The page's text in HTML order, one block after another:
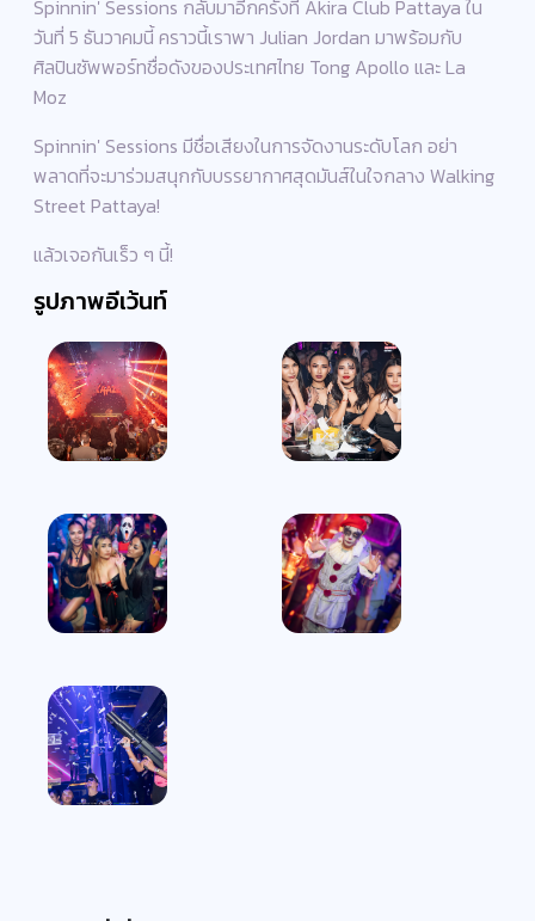
Spinnin' Sessions กลับมาอีกครั้งที่ Akira Club Pattaya ใน
วันที่ 5 ธันวาคมนี้ คราวนี้เราพา Julian Jordan มาพร้อมกับ
ศิลปินซัพพอร์ทชื่อดังของประเทศไทย Tong Apollo และ La
Moz
Spinnin' Sessions มีชื่อเสียงในการจัดงานระดับโลก อย่า
พลาดที่จะมาร่วมสนุกกับบรรยากาศสุดมันส์ในใจกลาง Walking
Street Pattaya!
แล้วเจอกันเร็ว ๆ นี้!
รูปภาพอีเว้นท์